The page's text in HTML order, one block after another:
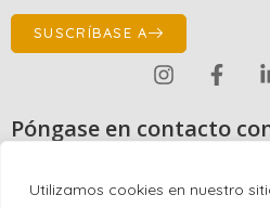
Utilizamos cookies en nuestro
SUSCRÍBASE A
Póngase en contacto
+1 (866) 480-9591